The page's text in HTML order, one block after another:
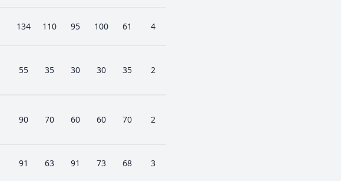
134 110 95 100 61 4
55 35 30 30 35 2
90 70 60 60 70 2
91 63 91 73 68 3